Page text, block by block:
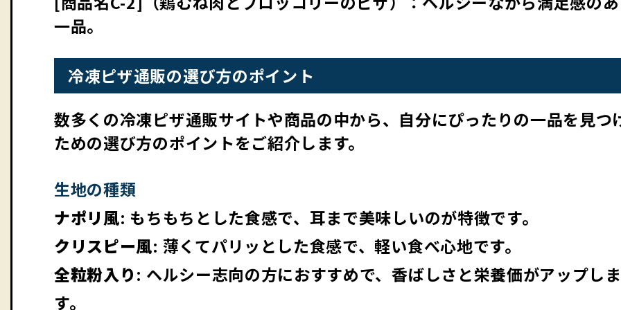
一品。
冷凍ピザ通販の選び方のポイント
数多くの冷凍ピザ通販サイトや商品の中から、自分にぴったりの一品を見つ
ための選び方のポイントをご紹介します。
生地の種類
ナポリ風: もちもちとした食感で、耳まで美味しいのが特徴です。
クリスピー風: 薄くてパリッとした食感で、軽い食べ心地です。
全粒粉入り: ヘルシー志向の方におすすめで、香ばしさと栄養価がアップしま
す。